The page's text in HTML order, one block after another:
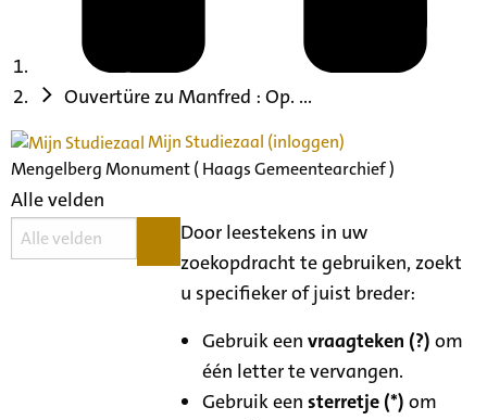
Ouvertüre zu Manfred : Op. ...
Mijn Studiezaal (inloggen)
Mengelberg Monument ( Haags Gemeentearchief )
Alle velden
Door leestekens in uw
zoekopdracht te gebruiken, zoekt
u specifieker of juist breder:
Gebruik eenvraagteken (?) om
één letter te vervangen.
Gebruik eensterretje (*) om